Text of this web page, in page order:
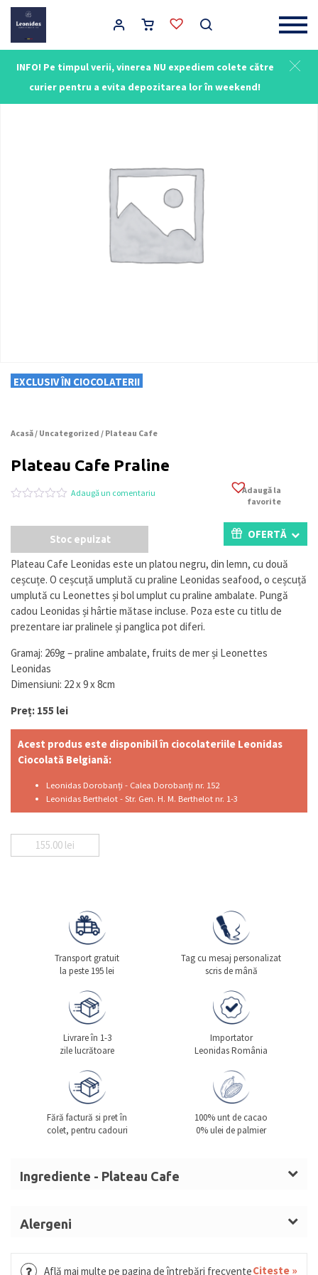
INFO! Pe timpul verii, vinerea NU expediem colete către
curier pentru a evita depozitarea lor în weekend!
Main Navigation
EXCLUSIV ÎN CIOCOLATERII
Acasă / Uncategorized / Plateau Cafe
Plateau Cafe Praline
5
pe
a
evaluări
la
clienți
Adaugă un comentariu
Adaugă la
favorite
Stoc epuizat OFERTĂ
Plateau Cafe Leonidas este un platou negru, din lemn, cu două
ceșcuțe. O ceșcuță umplută cu praline Leonidas seafood, o ceșcuță
umplută cu Leonettes și bol umplut cu praline ambalate. Pungă
cadou Leonidas și hârtie mătase incluse. Poza este cu titlu de
prezentare iar pralinele și panglica pot diferi.
Gramaj: 269g – praline ambalate, fruits de mer și Leonettes
Leonidas
Dimensiuni: 22 x 9 x 8cm
Preț: 155 lei
Acest produs este disponibil în ciocolateriile Leonidas
Ciocolată Belgiană:
Leonidas Dorobanți - Calea Dorobanți nr. 152
Leonidas Berthelot - Str. Gen. H. M. Berthelot nr. 1-3
155.00 lei
Transport gratuit
la peste 195 lei
Tag cu mesaj personalizat
scris de mână
Livrare în 1-3
zile lucrătoare
Importator
Leonidas România
Fără factură si pret în
colet, pentru cadouri
100% unt de cacao
0% ulei de palmier
Ingrediente - Plateau Cafe
integral,alune de padure
(lapte),
Alergeni
grau, gluten, oua, migdale, soia, fistic, susan.
Află mai multe pe pagina de întrebări frecventeCitește »